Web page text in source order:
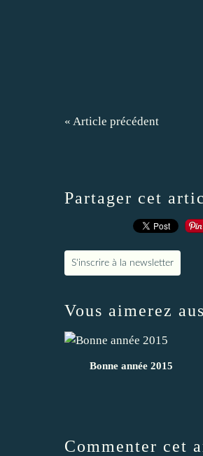
« Article précédent
Partager cet
S'inscrire à la newsletter
Vous aimerez
Bonne année 2015
Commenter cet